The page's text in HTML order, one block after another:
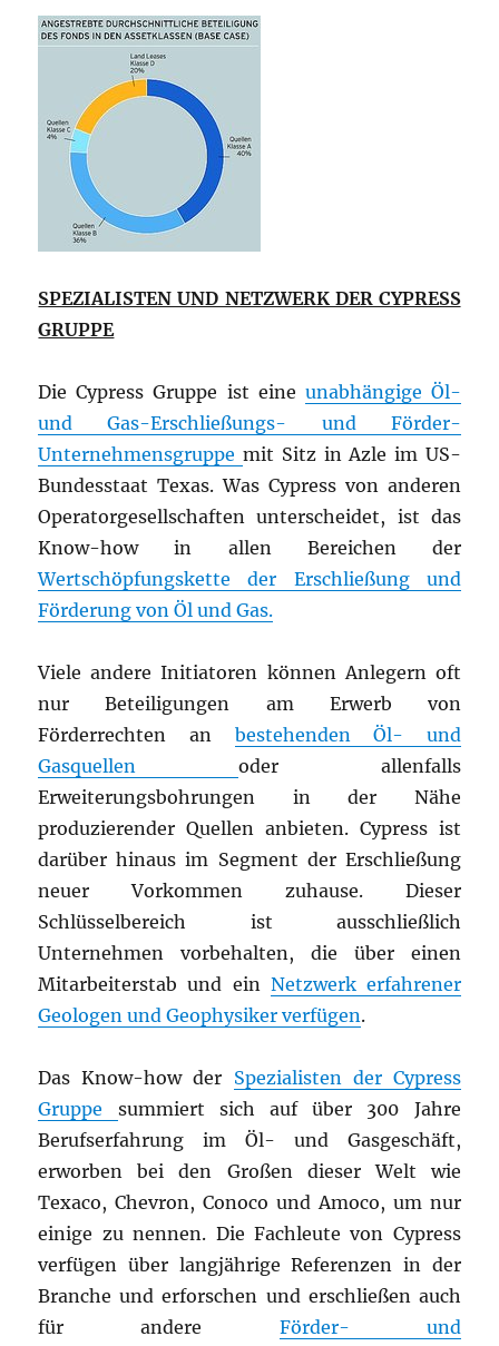
SPEZIALISTEN UND NETZWERK DER CYPRESS
GRUPPE
Die Cypress Gruppe ist eine unabhängige Öl-
und Gas-Erschließungs- und Förder-
Unternehmensgruppemit Sitz in Azle im US-
Bundesstaat Texas. Was Cypress von anderen
Operatorgesellschaften unterscheidet, ist das
Know-how in allen Bereichen der
Wertschöpfungskette der Erschließung und
Förderung von Öl und Gas.
Viele andere Initiatoren können Anlegern oft
nur Beteiligungen am Erwerb von
Förderrechten an bestehenden Öl- und
Gasquellen oder allenfalls
Erweiterungsbohrungen in der Nähe
produzierender Quellen anbieten. Cypress ist
darüber hinaus im Segment der Erschließung
neuer Vorkommen zuhause. Dieser
Schlüsselbereich ist ausschließlich
Unternehmen vorbehalten, die über einen
Mitarbeiterstab und ein Netzwerk erfahrener
Geologen und Geophysiker verfügen.
Das Know-how der Spezialisten der Cypress
Gruppe summiert sich auf über 300 Jahre
Berufserfahrung im Öl- und Gasgeschäft,
erworben bei den Großen dieser Welt wie
Texaco, Chevron, Conoco und Amoco, um nur
einige zu nennen. Die Fachleute von Cypress
verfügen über langjährige Referenzen in der
Branche und erforschen und erschließen auch
für andere Förder- und